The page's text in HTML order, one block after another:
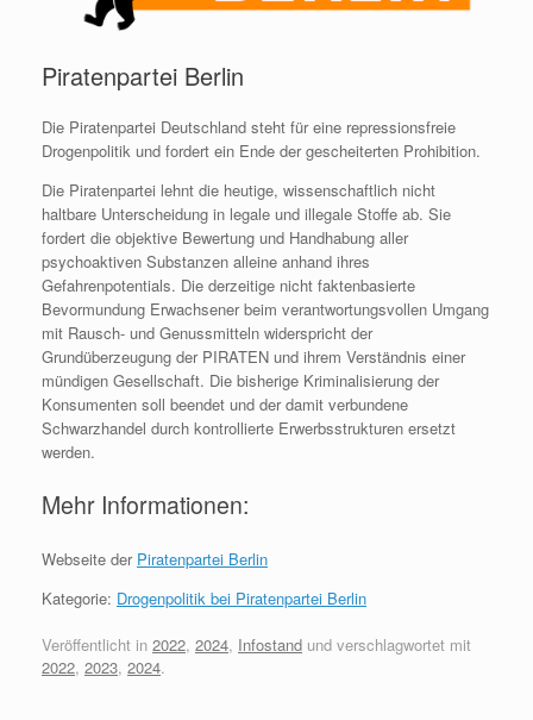
Piratenpartei Berlin
Die Piratenpartei Deutschland steht für eine repressionsfreie
Drogenpolitik und fordert ein Ende der gescheiterten Prohibition.
Die Piratenpartei lehnt die heutige, wissenschaftlich nicht
haltbare Unterscheidung in legale und illegale Stoffe ab. Sie
fordert die objektive Bewertung und Handhabung aller
psychoaktiven Substanzen alleine anhand ihres
Gefahrenpotentials. Die derzeitige nicht faktenbasierte
Bevormundung Erwachsener beim verantwortungsvollen Umgang
mit Rausch- und Genussmitteln widerspricht der
Grundüberzeugung der PIRATEN und ihrem Verständnis einer
mündigen Gesellschaft. Die bisherige Kriminalisierung der
Konsumenten soll beendet und der damit verbundene
Schwarzhandel durch kontrollierte Erwerbsstrukturen ersetzt
werden.
Mehr Informationen:
Webseite der Piratenpartei Berlin
Kategorie: Drogenpolitik bei Piratenpartei Berlin
Veröffentlicht in 2022, 2024, Infostand und verschlagwortet mit
2022, 2023, 2024.